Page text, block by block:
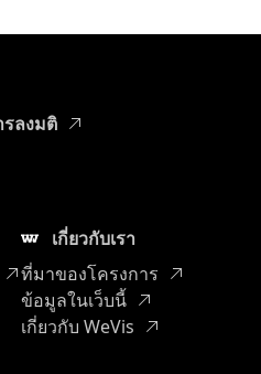
รลงมติ
เกี่ยวกับเรา
ที่มาของโครงการ
ข้อมูลในเว็บนี้
เกี่ยวกับ WeVis